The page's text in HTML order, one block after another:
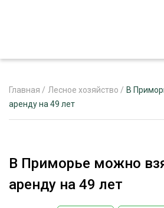
Главная / Лесное хозяйство / В
аренду на 49 лет
В Приморье можно
аренду на 49 лет